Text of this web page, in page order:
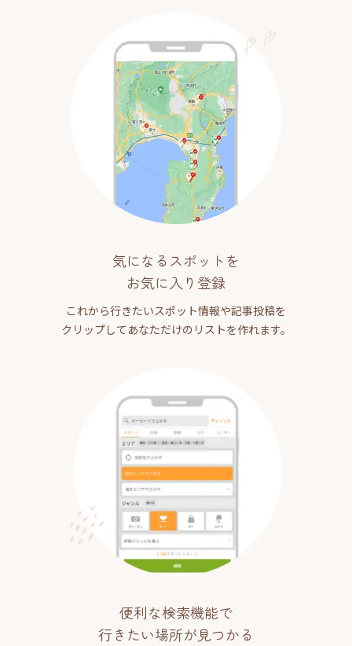
気になるスポットを
お気に入り登録
これから行きたいスポット情報や記事投稿を
クリップしてあなただけのリストを作れます。
便利な検索機能で
行きたい場所が見つかる